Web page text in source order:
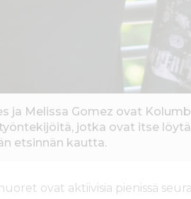
ja Melissa Gomez ovat
jotka ovat itse
etsinnän kautta.
ovat aktiivisia pienissä